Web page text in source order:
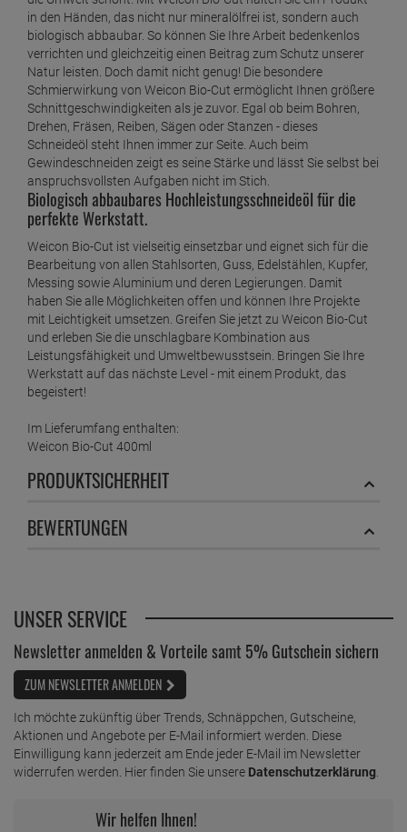
in den Händen, das nicht nur mineralölfrei ist, sondern auch
biologisch abbaubar. So können Sie Ihre Arbeit bedenkenlos
verrichten und gleichzeitig einen Beitrag zum Schutz unserer
Natur leisten. Doch damit nicht genug! Die besondere
Schmierwirkung von Weicon Bio-Cut ermöglicht Ihnen größere
Schnittgeschwindigkeiten als je zuvor. Egal ob beim Bohren,
Drehen, Fräsen, Reiben, Sägen oder Stanzen - dieses
Schneideöl steht Ihnen immer zur Seite. Auch beim
Gewindeschneiden zeigt es seine Stärke und lässt Sie selbst bei
anspruchsvollsten Aufgaben nicht im Stich.
Biologisch abbaubares Hochleistungsschneideöl für die
perfekte Werkstatt.
Weicon Bio-Cut ist vielseitig einsetzbar und eignet sich für die
Bearbeitung von allen Stahlsorten, Guss, Edelstählen, Kupfer,
Messing sowie Aluminium und deren Legierungen. Damit
haben Sie alle Möglichkeiten offen und können Ihre Projekte
mit Leichtigkeit umsetzen. Greifen Sie jetzt zu Weicon Bio-Cut
und erleben Sie die unschlagbare Kombination aus
Leistungsfähigkeit und Umweltbewusstsein. Bringen Sie Ihre
Werkstatt auf das nächste Level - mit einem Produkt, das
begeistert!
Im Lieferumfang enthalten:
Weicon Bio-Cut 400ml
PRODUKTSICHERHEIT
BEWERTUNGEN
UNSER SERVICE
Newsletter anmelden & Vorteile samt 5% Gutschein sichern
ZUM NEWSLETTER ANMELDEN
Ich möchte zukünftig über Trends, Schnäppchen, Gutscheine,
Aktionen und Angebote per E-Mail informiert werden. Diese
Einwilligung kann jederzeit am Ende jeder E-Mail im Newsletter
widerrufen werden. Hier finden Sie unsere Datenschutzerklärung
Wir helfen Ihnen!